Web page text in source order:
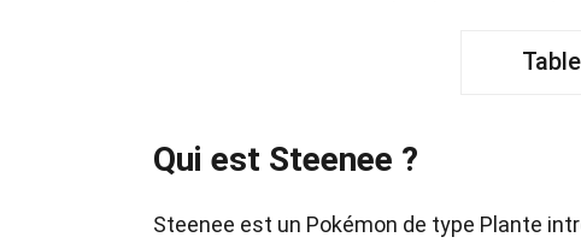
Qui est Steenee ?
Steenee est un Pokémon de type Plante